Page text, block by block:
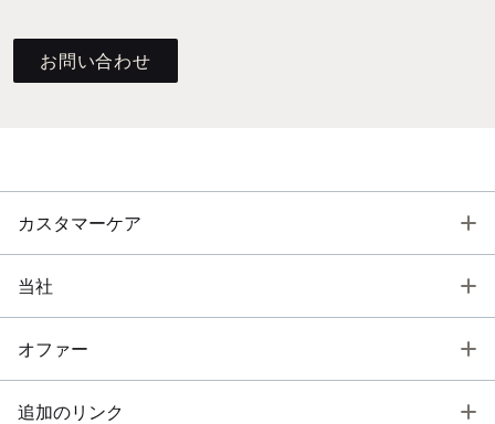
お問い合わせ
カスタマーケア
当社
オファー
追加のリンク